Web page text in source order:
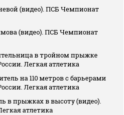
(видео). ПСБ Чемпионат
(видео). ПСБ Чемпионат
в тройном прыжке
Легкая атлетика
на 110 метров с барьерами
Легкая атлетика
в прыжках в высоту (видео).
атлетика